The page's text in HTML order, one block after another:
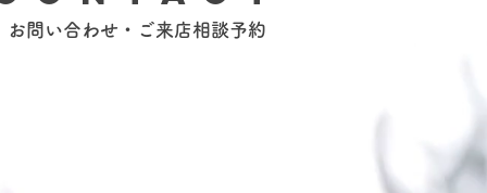
​お問い合わせ・ご来店相談予約